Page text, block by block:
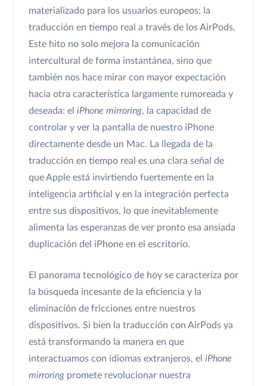
materializado para los usuarios europeos: la
traducción en tiempo real a través de los AirPods.
Este hito no solo mejora la comunicación
intercultural de forma instantánea, sino que
también nos hace mirar con mayor expectación
hacia otra característica largamente rumoreada y
deseada: el iPhone mirroring, la capacidad de
controlar y ver la pantalla de nuestro iPhone
directamente desde un Mac. La llegada de la
traducción en tiempo real es una clara señal de
que Apple está invirtiendo fuertemente en la
inteligencia artificial y en la integración perfecta
entre sus dispositivos, lo que inevitablemente
alimenta las esperanzas de ver pronto esa ansiada
duplicación del iPhone en el escritorio.
El panorama tecnológico de hoy se caracteriza por
la búsqueda incesante de la eficiencia y la
eliminación de fricciones entre nuestros
dispositivos. Si bien la traducción con AirPods ya
está transformando la manera en que
interactuamos con idiomas extranjeros, el iPhone
mirroring promete revolucionar nuestra